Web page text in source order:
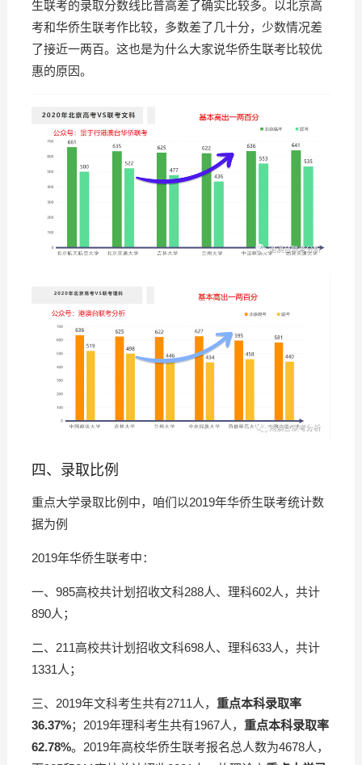
生联考的录取分数线比普高差了确实比较多。以北京高
考和华侨生联考作比较，多数差了几十分，少数情况差
了接近一两百。这也是为什么大家说华侨生联考比较优
惠的原因。
四、录取比例
重点大学录取比例中，咱们以2019年华侨生联考统计数
据为例
2019年华侨生联考中：
一、985高校共计划招收文科288人、理科602人，共计
890人；
二、211高校共计划招收文科698人、理科633人，共计
1331人；
三、2019年文科考生共有2711人， 重点本科录取率
36.37%；2019年理科考生共有1967人， 重点本科录取率
62.78%。2019年高校华侨生联考报名总人数为4678人，